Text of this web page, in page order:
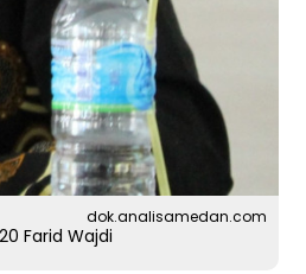
dok.analisamedan.com
Farid Wajdi